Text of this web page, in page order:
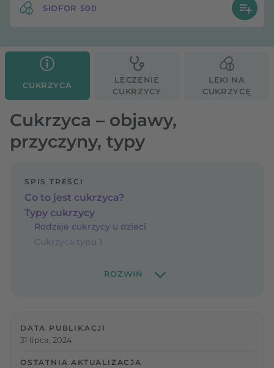
SIOFOR 500
CUKRZYCA
LECZENIE
CUKRZYCY
LEKI NA
CUKRZYCĘ
Cukrzyca – objawy,
przyczyny, typy
SPIS TREŚCI
Co to jest cukrzyca?
Typy cukrzycy
Rodzaje cukrzycy u dzieci
Cukrzyca typu 1
DATA PUBLIKACJI
31 lipca, 2024
OSTATNIA AKTUALIZACJA